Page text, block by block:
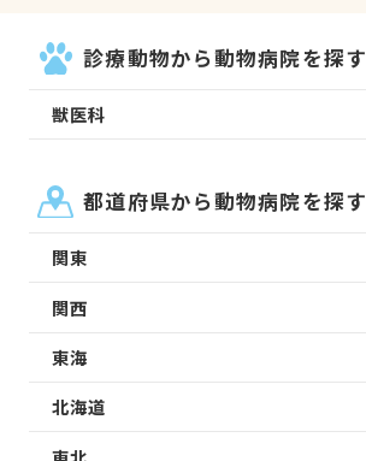
診療動物から動物病院を探す
獣医科
都道府県から動物病院を探す
関東
関西
東海
北海道